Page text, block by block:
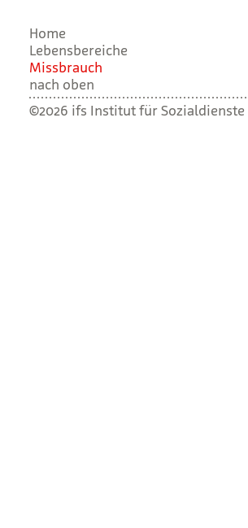
Home
Lebensbereiche
Miss­brauch
nach oben
©2026 ifs Institut für Sozialdienste |